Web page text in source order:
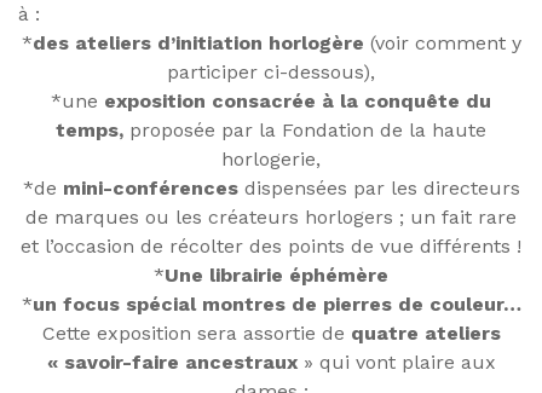
à :
*des ateliers d’initiation horlogère (voir comment y
participer ci-dessous),
*une exposition consacrée à la conquête du
temps, proposée par la Fondation de la haute
horlogerie,
*de mini-conférencesdispensées par les directeurs
de marques ou les créateurs horlogers ; un fait rare
et l’occasion de récolter des points de vue différents !
*Une librairie éphémère
*un focus spécial montres de pierres de couleur…
Cette exposition sera assortie de quatre ateliers
« savoir-faire ancestraux » qui vont plaire aux